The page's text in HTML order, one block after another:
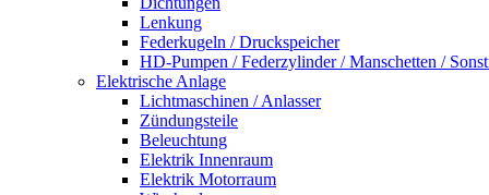
Lenkung
Federkugeln / Druckspeicher
HD-Pumpen / Federzylinder / Manschetten /
Elektrische Anlage
Lichtmaschinen / Anlasser
Zündungsteile
Beleuchtung
Elektrik Innenraum
Elektrik Motorraum